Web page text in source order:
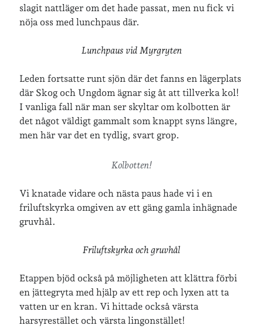
slagit nattläger om det hade passat, men nu fick vi
nöja oss med lunchpaus där.
Lunchpaus vid Myrgryten
Leden fortsatte runt sjön där det fanns en lägerplats
där Skog och Ungdom ägnar sig åt att tillverka kol!
I vanliga fall när man ser skyltar om kolbotten är
det något väldigt gammalt som knappt syns längre,
men här var det en tydlig, svart grop.
Kolbotten!
Vi knatade vidare och nästa paus hade vi i en
friluftskyrka omgiven av ett gäng gamla inhägnade
gruvhål.
Friluftskyrka och gruvhål
Etappen bjöd också på möjligheten att klättra förbi
en jättegryta med hjälp av ett rep och lyxen att ta
vatten ur en kran. Vi hittade också värsta
harsyrestället och värsta lingonstället!